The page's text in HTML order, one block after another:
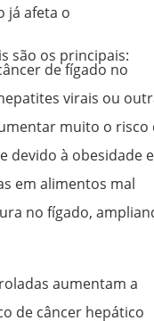
já afeta o
são os principais:
de fígado no
virais ou
muito o risco
devido à obesidade e
em alimentos mal
no fígado,
aumentam a
de câncer hepático